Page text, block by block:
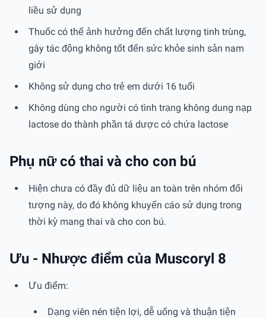
liều sử dụng
Thuốc có thể ảnh hưởng đến chất lượng tinh trùng,
gây tác động không tốt đến sức khỏe sinh sản nam
giới
Không sử dụng cho trẻ em dưới 16 tuổi
Không dùng cho người có tình trạng không dung nạp
lactose do thành phần tá dược có chứa lactose
Phụ nữ có thai và cho con bú
Hiện chưa có đầy đủ dữ liệu an toàn trên nhóm đối
tượng này, do đó không khuyến cáo sử dụng trong
thời kỳ mang thai và cho con bú.
Ưu - Nhược điểm của Muscoryl 8
Ưu điểm:
Dạng viên nén tiện lợi, dễ uống và thuận tiện